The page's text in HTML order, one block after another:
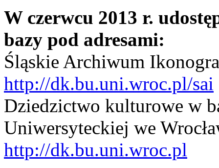
W czerwcu 2013 r.
bazy pod adresami:
Śląskie Archiwum
http://dk.bu.uni.wroc.pl/sai
Dziedzictwo kulturowe w
Uniwersyteckiej we
http://dk.bu.uni.wroc.pl